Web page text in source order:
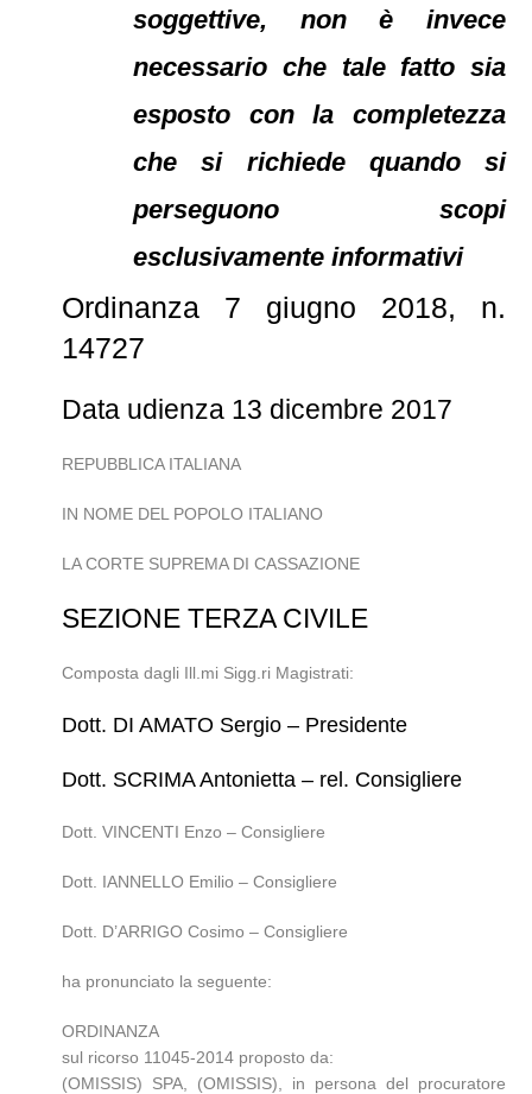
soggettive, non è invece
necessario che tale fatto sia
esposto con la completezza
che si richiede quando si
perseguono scopi
esclusivamente informativi
Ordinanza 7 giugno 2018, n.
14727
Data udienza 13 dicembre 2017
REPUBBLICA ITALIANA
IN NOME DEL POPOLO ITALIANO
LA CORTE SUPREMA DI CASSAZIONE
SEZIONE TERZA CIVILE
Composta dagli Ill.mi Sigg.ri Magistrati:
Dott. DI AMATO Sergio – Presidente
Dott. SCRIMA Antonietta – rel. Consigliere
Dott. VINCENTI Enzo – Consigliere
Dott. IANNELLO Emilio – Consigliere
Dott. D’ARRIGO Cosimo – Consigliere
ha pronunciato la seguente:
ORDINANZA
sul ricorso 11045-2014 proposto da:
(OMISSIS) SPA, (OMISSIS), in persona del procuratore